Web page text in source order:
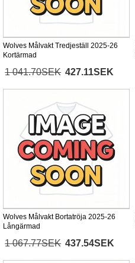
Wolves Målvakt Tredjeställ 2025-26
Kortärmad
1 041.70SEK 427.11SEK
Wolves Målvakt Bortatröja 2025-26
Långärmad
1 067.77SEK 437.54SEK